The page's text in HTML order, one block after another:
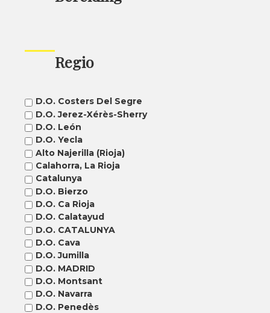
Regio
D.O. Costers Del Segre
D.O. Jerez-Xérès-Sherry
D.O. León
D.O. Yecla
Alto Najerilla (Rioja)
Calahorra, La Rioja
Catalunya
D.O. Bierzo
D.O. Ca Rioja
D.O. Calatayud
D.O. CATALUNYA
D.O. Cava
D.O. Jumilla
D.O. MADRID
D.O. Montsant
D.O. Navarra
D.O. Penedès